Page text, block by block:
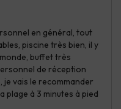
en général, tout
piscine très bien, il y
buffet très
de réception
je vais le recommander
plage à 3 minutes à pied